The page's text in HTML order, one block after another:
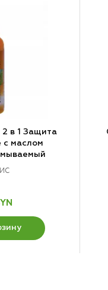
в 1 Защита
с маслом